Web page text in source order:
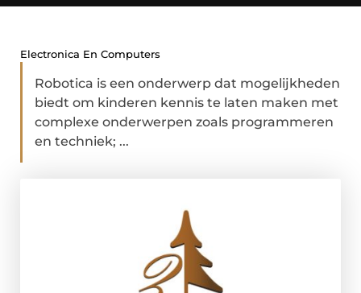
Electronica En Computers
Robotica is een onderwerp dat mogelijkheden
biedt om kinderen kennis te laten maken met
complexe onderwerpen zoals programmeren
en techniek; ...